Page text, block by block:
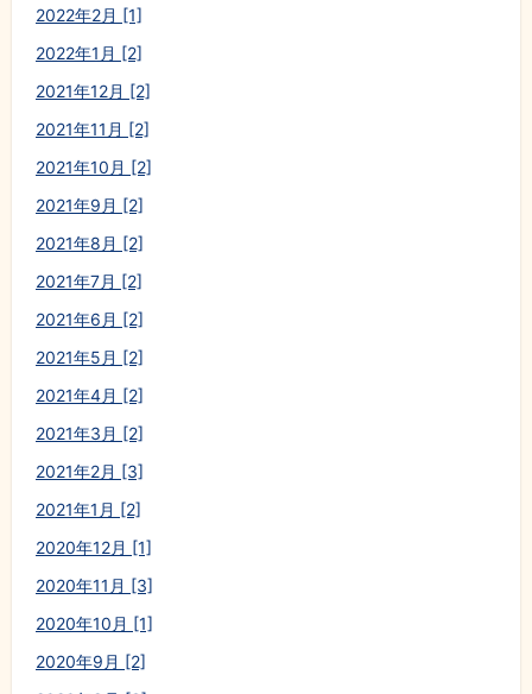
2022年2月 [1]
2022年1月 [2]
2021年12月 [2]
2021年11月 [2]
2021年10月 [2]
2021年9月 [2]
2021年8月 [2]
2021年7月 [2]
2021年6月 [2]
2021年5月 [2]
2021年4月 [2]
2021年3月 [2]
2021年2月 [3]
2021年1月 [2]
2020年12月 [1]
2020年11月 [3]
2020年10月 [1]
2020年9月 [2]